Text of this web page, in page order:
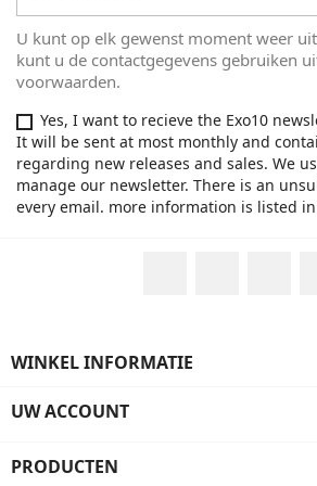
U kunt op elk gewenst moment weer
kunt u de contactgegevens gebruiken
voorwaarden.
Yes, I want to recieve the Exo10
It will be sent at most monthly and
regarding new releases and sales. We
manage our newsletter. There is an
every email. more information is listed
WINKEL INFORMATIE
UW ACCOUNT
PRODUCTEN